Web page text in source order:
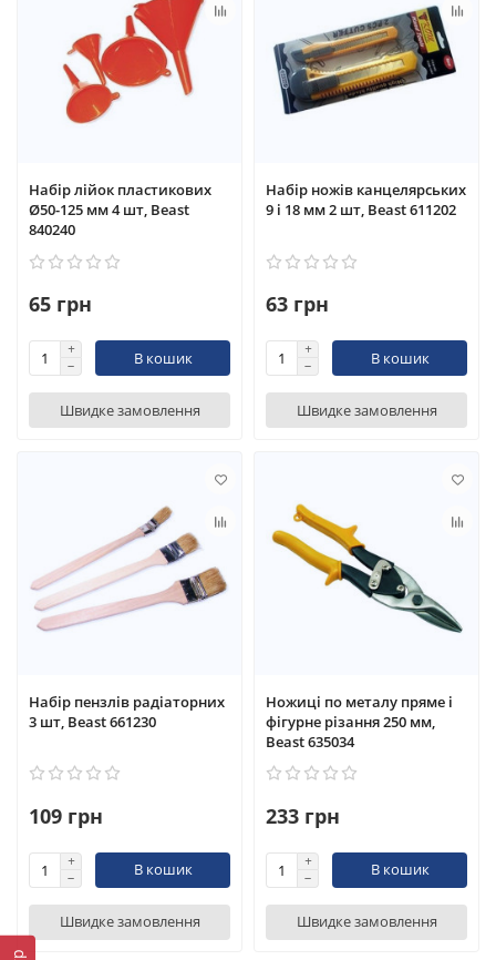
Набір лійок пластикових
Ø50-125 мм 4 шт, Beast
840240
65 грн
В кошик
Швидке замовлення
Набір ножів канцелярських
9 і 18 мм 2 шт, Beast 611202
63 грн
В кошик
Швидке замовлення
Набір пензлів радіаторних
3 шт, Beast 661230
109 грн
В кошик
Швидке замовлення
Ножиці по металу пряме і
фігурне різання 250 мм,
Beast 635034
233 грн
В кошик
Швидке замовлення